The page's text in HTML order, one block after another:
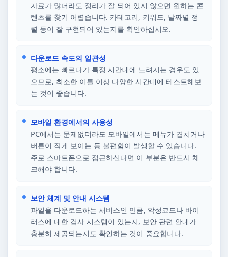
자료가 많더라도 정리가 잘 되어 있지 않으면 원하는 콘
텐츠를 찾기 어렵습니다. 카테고리, 키워드, 날짜별 정
렬 등이 잘 구현되어 있는지를 확인하십시오.
다운로드 속도의 일관성
평소에는 빠르다가 특정 시간대에 느려지는 경우도 있
으므로, 최소한 이틀 이상 다양한 시간대에 테스트해보
는 것이 좋습니다.
모바일 환경에서의 사용성
PC에서는 문제없더라도 모바일에서는 메뉴가 겹치거나
버튼이 작게 보이는 등 불편함이 발생할 수 있습니다.
주로 스마트폰으로 접근하신다면 이 부분은 반드시 체
크해야 합니다.
보안 체계 및 안내 시스템
파일을 다운로드하는 서비스인 만큼, 악성코드나 바이
러스에 대한 검사 시스템이 있는지, 보안 관련 안내가
충분히 제공되는지도 확인하는 것이 중요합니다.